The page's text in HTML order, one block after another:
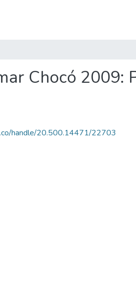
Chocó 2009:
handle/20.500.14471/22703